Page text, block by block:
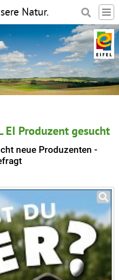
EI Produzent gesucht
neue Produzenten -
Natur.